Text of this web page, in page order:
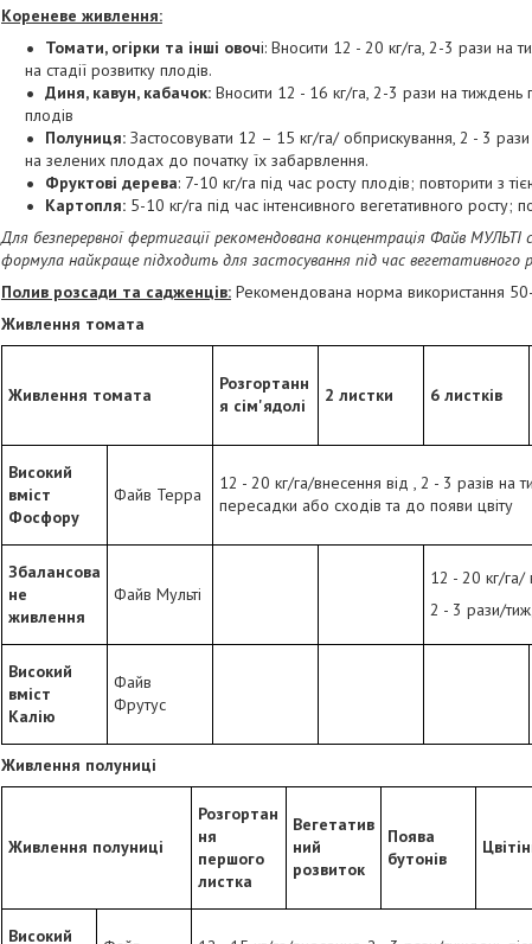
Кореневе живлення:
Томати, огірки та інші овочі: Вносити 12 - 20 кг/га, 2-3 рази на
на стадії розвитку плодів.
Диня, кавун, кабачок: Вносити 12 - 16 кг/га, 2-3 рази на тиждень
плодів
Полуниця: Застосовувати 12 – 15 кг/га/ обприскування, 2 - 3
на зелених плодах до початку їх забарвлення.
Фруктові дерева: 7-10 кг/га під час росту плодів; повторити з
Картопля: 5-10 кг/га під час інтенсивного вегетативного росту;
Для безперервної фертигації рекомендована концентрація Файв
формула найкраще підходить для застосування під час вегетативного
Полив розсади та садженців: Рекомендована норма використання
Живлення томата
Живлення томата
Розгортанн
я сім'ядолі
2 листки 6 листків
Високий
вміст
Фосфору
Файв Терра
12 - 20 кг/га/внесення від , 2 - 3 разів на
пересадки або сходів та до появи цвіту
Збалансова
не
живлення
Файв Мульті
12 - 20 кг/га/
2 - 3 рази/
Високий
вміст
Калію
Файв
Фрутус
Живлення полуниці
Живлення полуниці
Розгортан
ня
першого
листка
Вегетатив
ний
розвиток
Поява
бутонів
Високий